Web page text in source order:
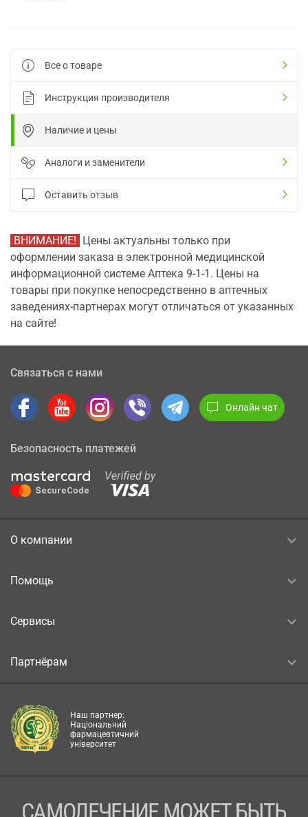
Все о товаре
Инструкция производителя
Наличие и цены
Аналоги и заменители
Оставить отзыв
ВНИМАНИЕ! Цены актуальны только при
оформлении заказа в электронной медицинской
информационной системе Аптека 9-1-1. Цены на
товары при покупке непосредственно в аптечных
заведениях-партнерах могут отличаться от указанных
на сайте!
Связаться с нами
Онлайн чат
Безопасность платежей
О компании
Помощь
Сервисы
Партнёрам
Наш партнер:
Національний
фармацевтичний
університет
САМОЛЕЧЕНИЕ МОЖЕТ БЫТЬ